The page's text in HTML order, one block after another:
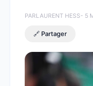
PARLAURENT HESS- 5
🔗 Partager